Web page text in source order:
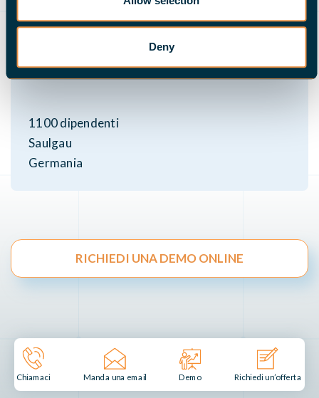
Deny
KNOLL Maschinenbau GmbH
Produttori leader di sistemi di trasporto e di
filtraggio
1100 dipendenti
Saulgau
Germania
RICHIEDI UNA DEMO ONLINE
Chiamaci Manda una email Demo Richiedi un’offerta